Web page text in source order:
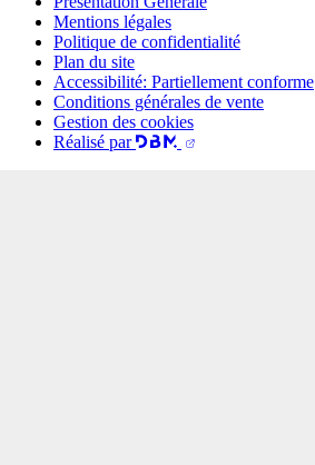
Mentions légales
Politique de confidentialité
Plan du site
Accessibilité: Partiellement conforme
Conditions générales de vente
Gestion des cookies
Réalisé par